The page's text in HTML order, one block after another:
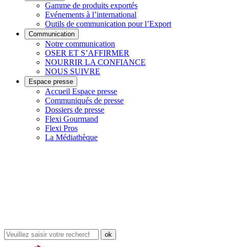
Gamme de produits exportés
Evénements à l’international
Outils de communication pour l’Export
Communication
Notre communication
OSER ET S’AFFIRMER
NOURRIR LA CONFIANCE
NOUS SUIVRE
Espace presse
Accueil Espace presse
Communiqués de presse
Dossiers de presse
Flexi Gourmand
Flexi Pros
La Médiathèque
Rechercher
dans